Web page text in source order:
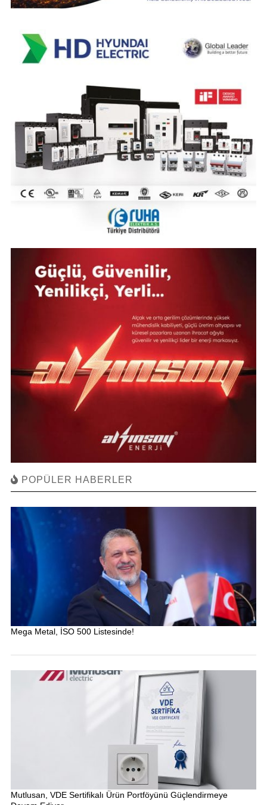
POPÜLER HABERLER
Mega Metal, İSO 500 Listesinde!
Mutlusan, VDE Sertifikalı Ürün Portföyünü Güçlendirmeye